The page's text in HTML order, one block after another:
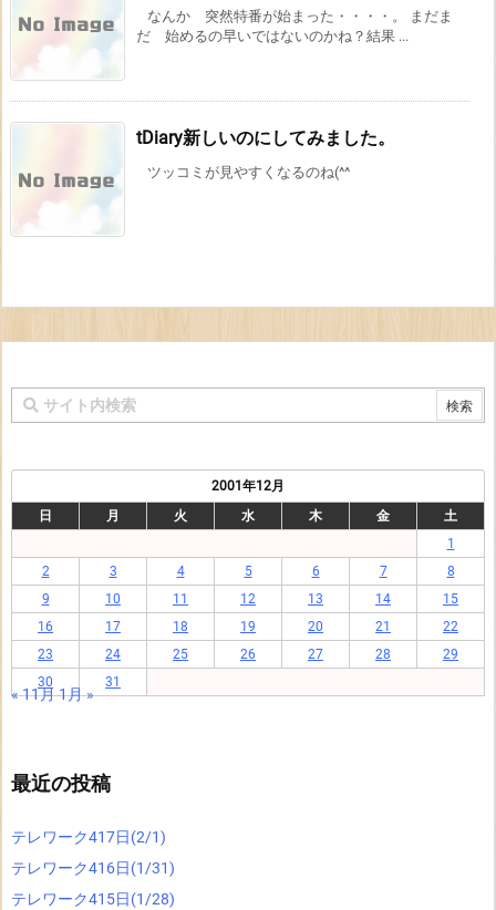
なんか 突然特番が始まった・・・・。 まだま
だ 始めるの早いではないのかね？結果 ...
tDiary新しいのにしてみました。
ツッコミが見やすくなるのね(^^
2001年12月
日
月 火 水 木 金
土
1
2
3 4 5 6 7
8
9
10 11 12 13 14
15
16
17 18 19 20 21
22
23
24 25 26 27 28
29
30
31
« 11月1月 »
最近の投稿
テレワーク417日(2/1)
テレワーク416日(1/31)
テレワーク415日(1/28)